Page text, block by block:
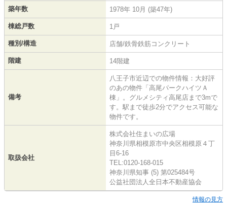
築年数 1978年 10月 (築47年)
棟総戸数 1戸
種別/構造 店舗/鉄骨鉄筋コンクリート
階建 14階建
備考
八王子市近辺での物件情報：大好評
のあの物件「高尾パークハイツＡ
棟」。グルメシティ高尾店まで3mで
す。駅まで徒歩2分でアクセス可能な
物件です。
取扱会社
株式会社住まいの広場
神奈川県相模原市中央区相模原４丁
目6-16
TEL:0120-168-015
神奈川県知事 (5) 第025484号
公益社団法人全日本不動産協会
情報の見方